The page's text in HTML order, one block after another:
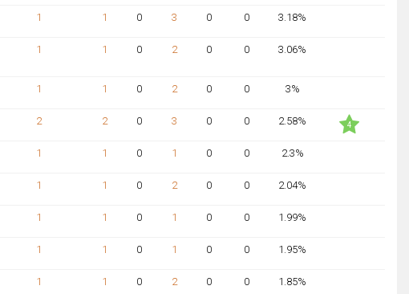
1 1 0 3 0 0 3.18%
1 1 0 2 0 0 3.06%
1 1 0 2 0 0 3%
2 2 0 3 0 0 2.58% 4
1 1 0 1 0 0 2.3%
1 1 0 2 0 0 2.04%
1 1 0 1 0 0 1.99%
1 1 0 1 0 0 1.95%
1 1 0 2 0 0 1.85%